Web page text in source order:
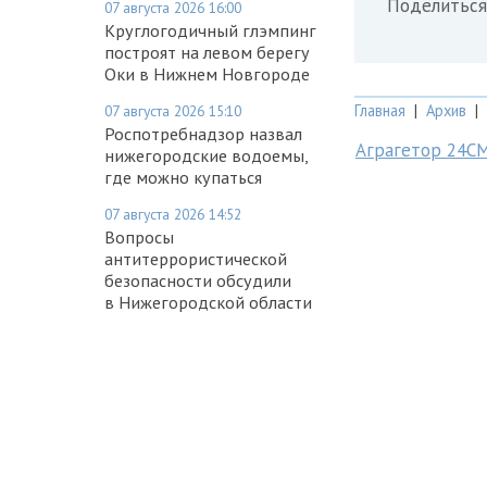
07 августа 2026 16:00
Круглогодичный глэмпинг
построят на левом берегу
Оки в Нижнем Новгороде
07 августа 2026 15:10
Роспотребнадзор назвал
нижегородские водоемы,
где можно купаться
07 августа 2026 14:52
Вопросы
антитеррористической
безопасности обсудили
в Нижегородской области
Главная | Архив |
Аграгетор